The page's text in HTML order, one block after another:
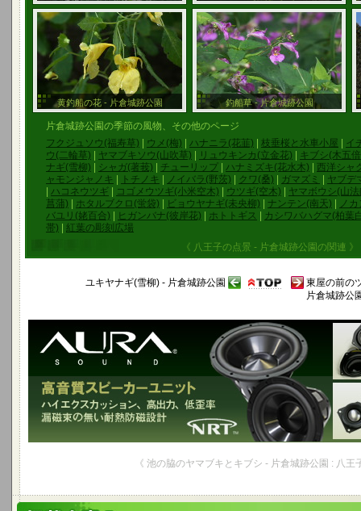
黄釣船の花 - 片倉城跡公園 釣船草 - 片倉城跡公園
片倉城跡公園の季節の風物、その他のページ
フクジュソウ(福寿草)
ウメ(梅) ハナニラ(花韮) 枝垂桜と水車小屋
イ
ウ(二輪草)
ヤマブキソウ(山吹草) リュウキンカ(立金花)
キブシ(木五
ナギ(雪柳)
シャガ(著莪) チューリップ ハナミズキ(花水木)
西洋シャ
ャモンジャノキ
トチノキ ノイバラ(野茨) クワ(桑) ガマズミ
ヤブデ
ハコネウツギ コゴメウツギ(小米空木) ウツギ(空木)
ヤマボウシ(山
菖蒲)
ホタルブクロ(蛍袋) ビョウヤナギ(未央柳) ナンテン(南天)
ノ
バユリ(姥百合)
ヒガンバナ(彼岸花) ホトトギス
カシワバハグマ(柏葉
帯)
紅葉の彫刻広場
《 八王子の点景 - 片倉城跡公園の関連 》
ユキヤナギ(雪柳) - 片倉城跡公園
東屋の前の
片倉城跡公
《 池の脇のヤマブキとキブシ - 片倉城跡公園 : 八王